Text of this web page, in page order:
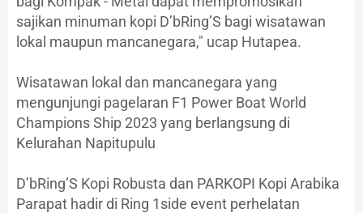
sajikan minuman kopi D’bRing’S bagi wisatawan
lokal maupun mancanegara," ucap Hutapea.
Wisatawan lokal dan mancanegara yang
mengunjungi pagelaran F1 Power Boat World
Champions Ship 2023 yang berlangsung di
Kelurahan Napitupulu
D’bRing’S Kopi Robusta dan PARKOPI Kopi Arabika
Parapat hadir di Ring 1side event perhelatan